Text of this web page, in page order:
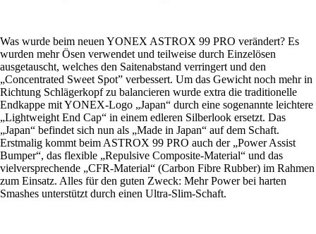
Was wurde beim neuen YONEX ASTROX 99 PRO verändert? Es
wurden mehr Ösen verwendet und teilweise durch Einzelösen
ausgetauscht, welches den Saitenabstand verringert und den
„Concentrated Sweet Spot” verbessert. Um das Gewicht noch mehr in
Richtung Schlägerkopf zu balancieren wurde extra die traditionelle
Endkappe mit YONEX-Logo „Japan“ durch eine sogenannte leichtere
„Lightweight End Cap“ in einem edleren Silberlook ersetzt. Das
„Japan“ befindet sich nun als „Made in Japan“ auf dem Schaft.
Erstmalig kommt beim ASTROX 99 PRO auch der „Power Assist
Bumper“, das flexible „Repulsive Composite-Material“ und das
vielversprechende „CFR-Material“ (Carbon Fibre Rubber) im Rahmen
zum Einsatz. Alles für den guten Zweck: Mehr Power bei harten
Smashes unterstützt durch einen Ultra-Slim-Schaft.